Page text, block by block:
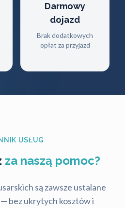
Darmowy
dojazd
Brak dodatkowych
opłat za przyjazd
USŁUG
za naszą pomoc?
są zawsze ustalane
bez ukrytych kosztów i